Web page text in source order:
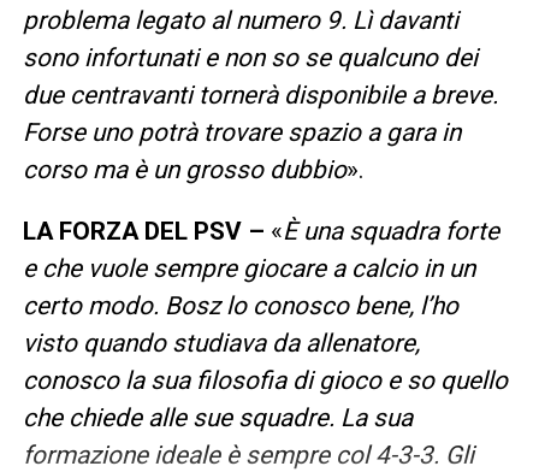
problema legato al numero 9. Lì davanti
sono infortunati e non so se qualcuno dei
due centravanti tornerà disponibile a breve.
Forse uno potrà trovare spazio a gara in
corso ma è un grosso dubbio».
LA FORZA DEL PSV – «È una squadra forte
e che vuole sempre giocare a calcio in un
certo modo. Bosz lo conosco bene, l’ho
visto quando studiava da allenatore,
conosco la sua filosofia di gioco e so quello
che chiede alle sue squadre. La sua
formazione ideale è sempre col 4-3-3. Gli